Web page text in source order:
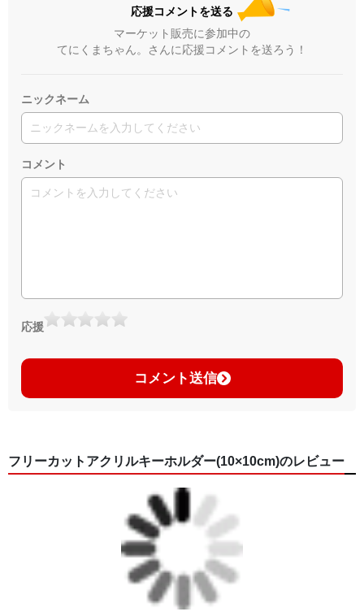
応援コメントを送る
マーケット販売に参加中の
てにくまちゃん。さんに応援コメントを送ろう！
ニックネーム
コメント
応援
コメント送信
フリーカットアクリルキーホルダー(10×10cm)のレビュー